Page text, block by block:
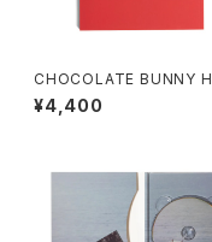
CHOCOLATE BUNNY
ZINE
¥4,400